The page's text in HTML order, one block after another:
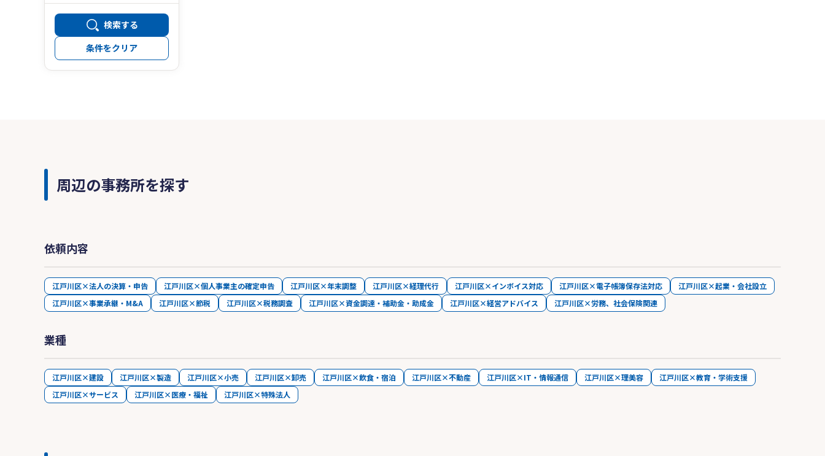
検索する
条件をクリア
周辺の事務所を探す
依頼内容
江戸川区×法人の決算・申告 江戸川区×個人事業主の確定申告 江戸川区×年末調整 江戸川区×経理代行 江戸川区×インボイス対応 江戸川区×電子帳簿保存法対応
江戸川区×起業・会社設立
江戸川区×事業承継・M&A
江戸川区×節税 江戸川区×税務調査 江戸川区×資金調達・補助金・助成金 江戸川区×経営アドバイス 江戸川区×労務、社会保険関連
業種
江戸川区×建設 江戸川区×製造 江戸川区×小売 江戸川区×卸売 江戸川区×飲食・宿泊 江戸川区×不動産 江戸川区×IT・情報通信 江戸川区×理美容
江戸川区×教育・学術支援
江戸川区×サービス
江戸川区×医療・福祉 江戸川区×特殊法人